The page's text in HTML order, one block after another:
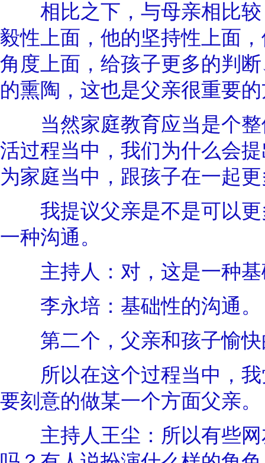
相比之下，与母亲相比较
毅性上面，他的坚持性上面
角度上面，给孩子更多的判
的熏陶，这也是父亲很重要
当然家庭教育应当是个整
活过程当中，我们为什么会
为家庭当中，跟孩子在一起
我提议父亲是不是可以更
一种沟通。
主持人：对，这是一种基
李永培：基础性的沟通。
第二个，父亲和孩子愉快
所以在这个过程当中，我
要刻意的做某一个方面父亲。
主持人王尘：所以有些网